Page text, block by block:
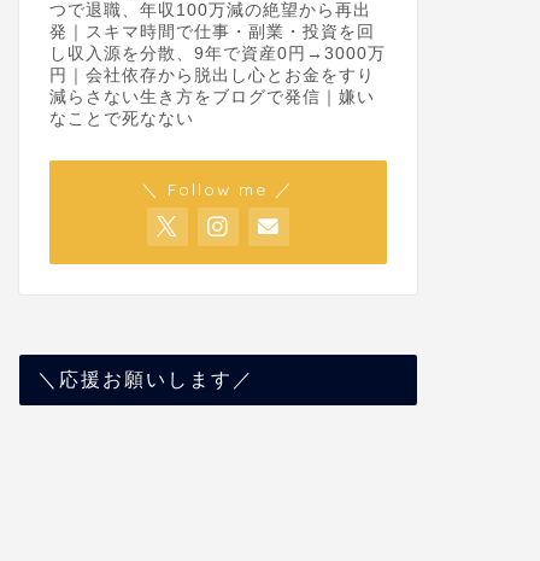
つで退職、年収100万減の絶望から再出
発｜スキマ時間で仕事・副業・投資を回
し収入源を分散、9年で資産0円→3000万
円｜会社依存から脱出し心とお金をすり
減らさない生き方をブログで発信｜嫌い
なことで死なない
＼ Follow me ／
＼応援お願いします／